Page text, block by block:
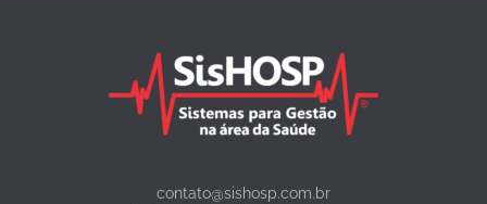
contato@sishosp.com.br